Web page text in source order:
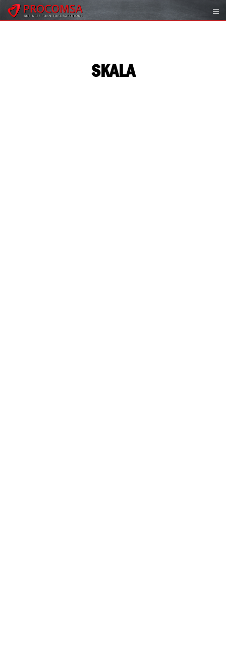
SKALA